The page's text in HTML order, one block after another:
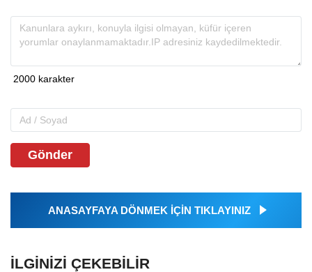
Gönder
ANASAYFAYA DÖNMEK İÇİN TIKLAYINIZ
İLGINIZI ÇEKEBILIR